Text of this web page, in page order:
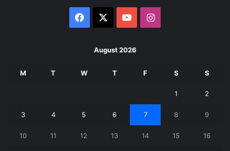
Facebook YouTubeInstagram
August 2026
M T W T F S S
1 2
3 4 5 6 7 8 9
10 11 12 13 14 15 16